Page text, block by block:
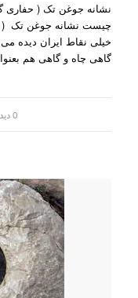
نشانه جوغن تک ( حفاری
چیست نشانه جوغن تک (
خیلی نقاط ایران دیده
گاهی چاه و گاهی هم
0 دیدگاه